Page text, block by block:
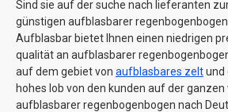
Sind sie auf der suche nach lieferanten
günstigen aufblasbarer
Aufblasbar bietet Ihnen einen niedrigen
qualität an aufblasbarer
auf dem gebiet von aufblasbares zeltund
hohes lob von den kunden auf der ganzen
aufblasbarer regenbogenbogen nach